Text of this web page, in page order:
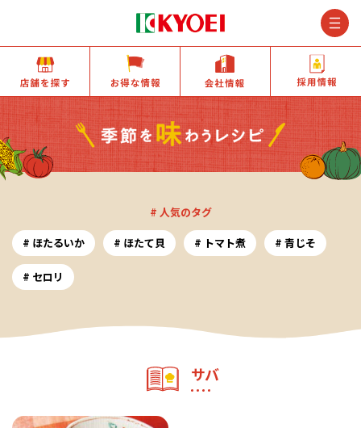
店舗を探す お得な情報 会社情報
# 人気のタグ
ほたるいか
ほたて貝 トマト煮 青じそ
セロリ
サバ